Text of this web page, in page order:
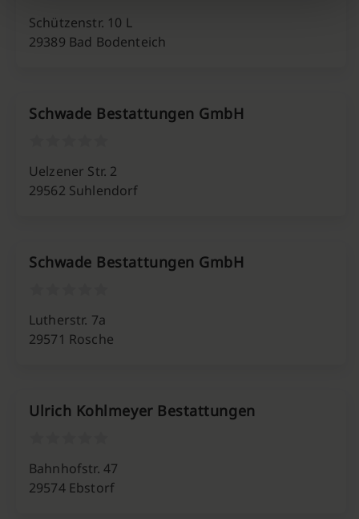
Schützenstr. 10 L
29389 Bad Bodenteich
Schwade Bestattungen GmbH
Uelzener Str. 2
29562 Suhlendorf
Schwade Bestattungen GmbH
Lutherstr. 7a
29571 Rosche
Ulrich Kohlmeyer Bestattungen
Bahnhofstr. 47
29574 Ebstorf